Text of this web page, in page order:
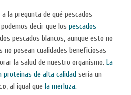
la pregunta de qué pescados
decir que los pescados
pescados blancos, aunque esto no
no posean cualidades beneficiosas
la salud de nuestro organismo. La
proteínas de alta calidad sería un
, al igual que la merluza.